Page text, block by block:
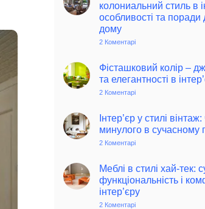
колониальний стиль в
особливості та поради
дому
2 Коментарі
автентичний
колониальний
стиль
особливості
та
поради
Фісташковий колір –
та елегантності в
2 Коментарі
–
джерело
позитиву
інтер’єрі
Інтер’єр у стилі вінтаж:
минулого в сучасному
2 Коментарі
стилі
вінтаж:
чарівність
минулого
в
Меблі в стилі хай-тек:
функціональність і
інтер’єру
2 Коментарі